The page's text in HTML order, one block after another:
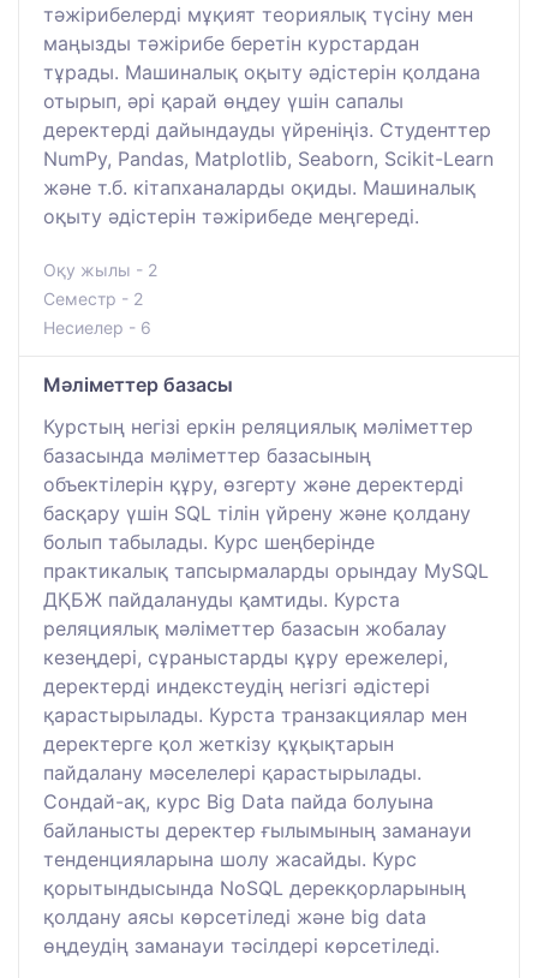
тәжірибелерді мұқият теориялық түсіну мен
маңызды тәжірибе беретін курстардан
тұрады. Машиналық оқыту әдістерін қолдана
отырып, әрі қарай өңдеу үшін сапалы
деректерді дайындауды үйреніңіз. Студенттер
NumPy, Pandas, Matplotlib, Seaborn, Scikit-Learn
және т.б. кітапханаларды оқиды. Машиналық
оқыту әдістерін тәжірибеде меңгереді.
Оқу жылы - 2
Семестр - 2
Несиелер - 6
Мәліметтер базасы
Курстың негізі еркін реляциялық мәліметтер
базасында мәліметтер базасының
объектілерін құру, өзгерту және деректерді
басқару үшін SQL тілін үйрену және қолдану
болып табылады. Курс шеңберінде
практикалық тапсырмаларды орындау MySQL
ДҚБЖ пайдалануды қамтиды. Курста
реляциялық мәліметтер базасын жобалау
кезеңдері, сұраныстарды құру ережелері,
деректерді индекстеудің негізгі әдістері
қарастырылады. Курста транзакциялар мен
деректерге қол жеткізу құқықтарын
пайдалану мәселелері қарастырылады.
Сондай-ақ, курс Big Data пайда болуына
байланысты деректер ғылымының заманауи
тенденцияларына шолу жасайды. Курс
қорытындысында NoSQL дерекқорларының
қолдану аясы көрсетіледі және big data
өңдеудің заманауи тәсілдері көрсетіледі.